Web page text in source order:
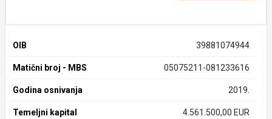
OIB 39881074944
Matični broj - MBS 05075211-081233616
Godina osnivanja 2019.
Temeljni kapital 4.561.500,00 EUR